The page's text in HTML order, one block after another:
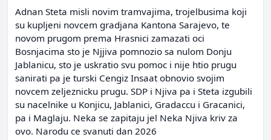
Adnan Steta misli novim tramvajima, trojelbusima koji
su kupljeni novcem gradjana Kantona Sarajevo, te
novom prugom prema Hrasnici zamazati oci
Bosnjacima sto je Njjiva pomnozio sa nulom Donju
Jablanicu, sto je uskratio svu pomoc i nije htio prugu
sanirati pa je turski Cengiz Insaat obnovio svojim
novcem zeljeznicku prugu. SDP i Njiva pa i Steta izgubili
su nacelnike u Konjicu, Jablanici, Gradaccu i Gracanici,
pa i Maglaju. Neka se zapitaju jel Neka Njiva kriv za
ovo. Narodu ce svanuti dan 2026